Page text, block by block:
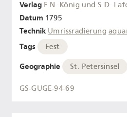
Verlag F.N. König und S.D.
Datum 1795
Technik Umrissradierung
Tags Fest
Geographie St. Petersinsel
GS-GUGE-94-69